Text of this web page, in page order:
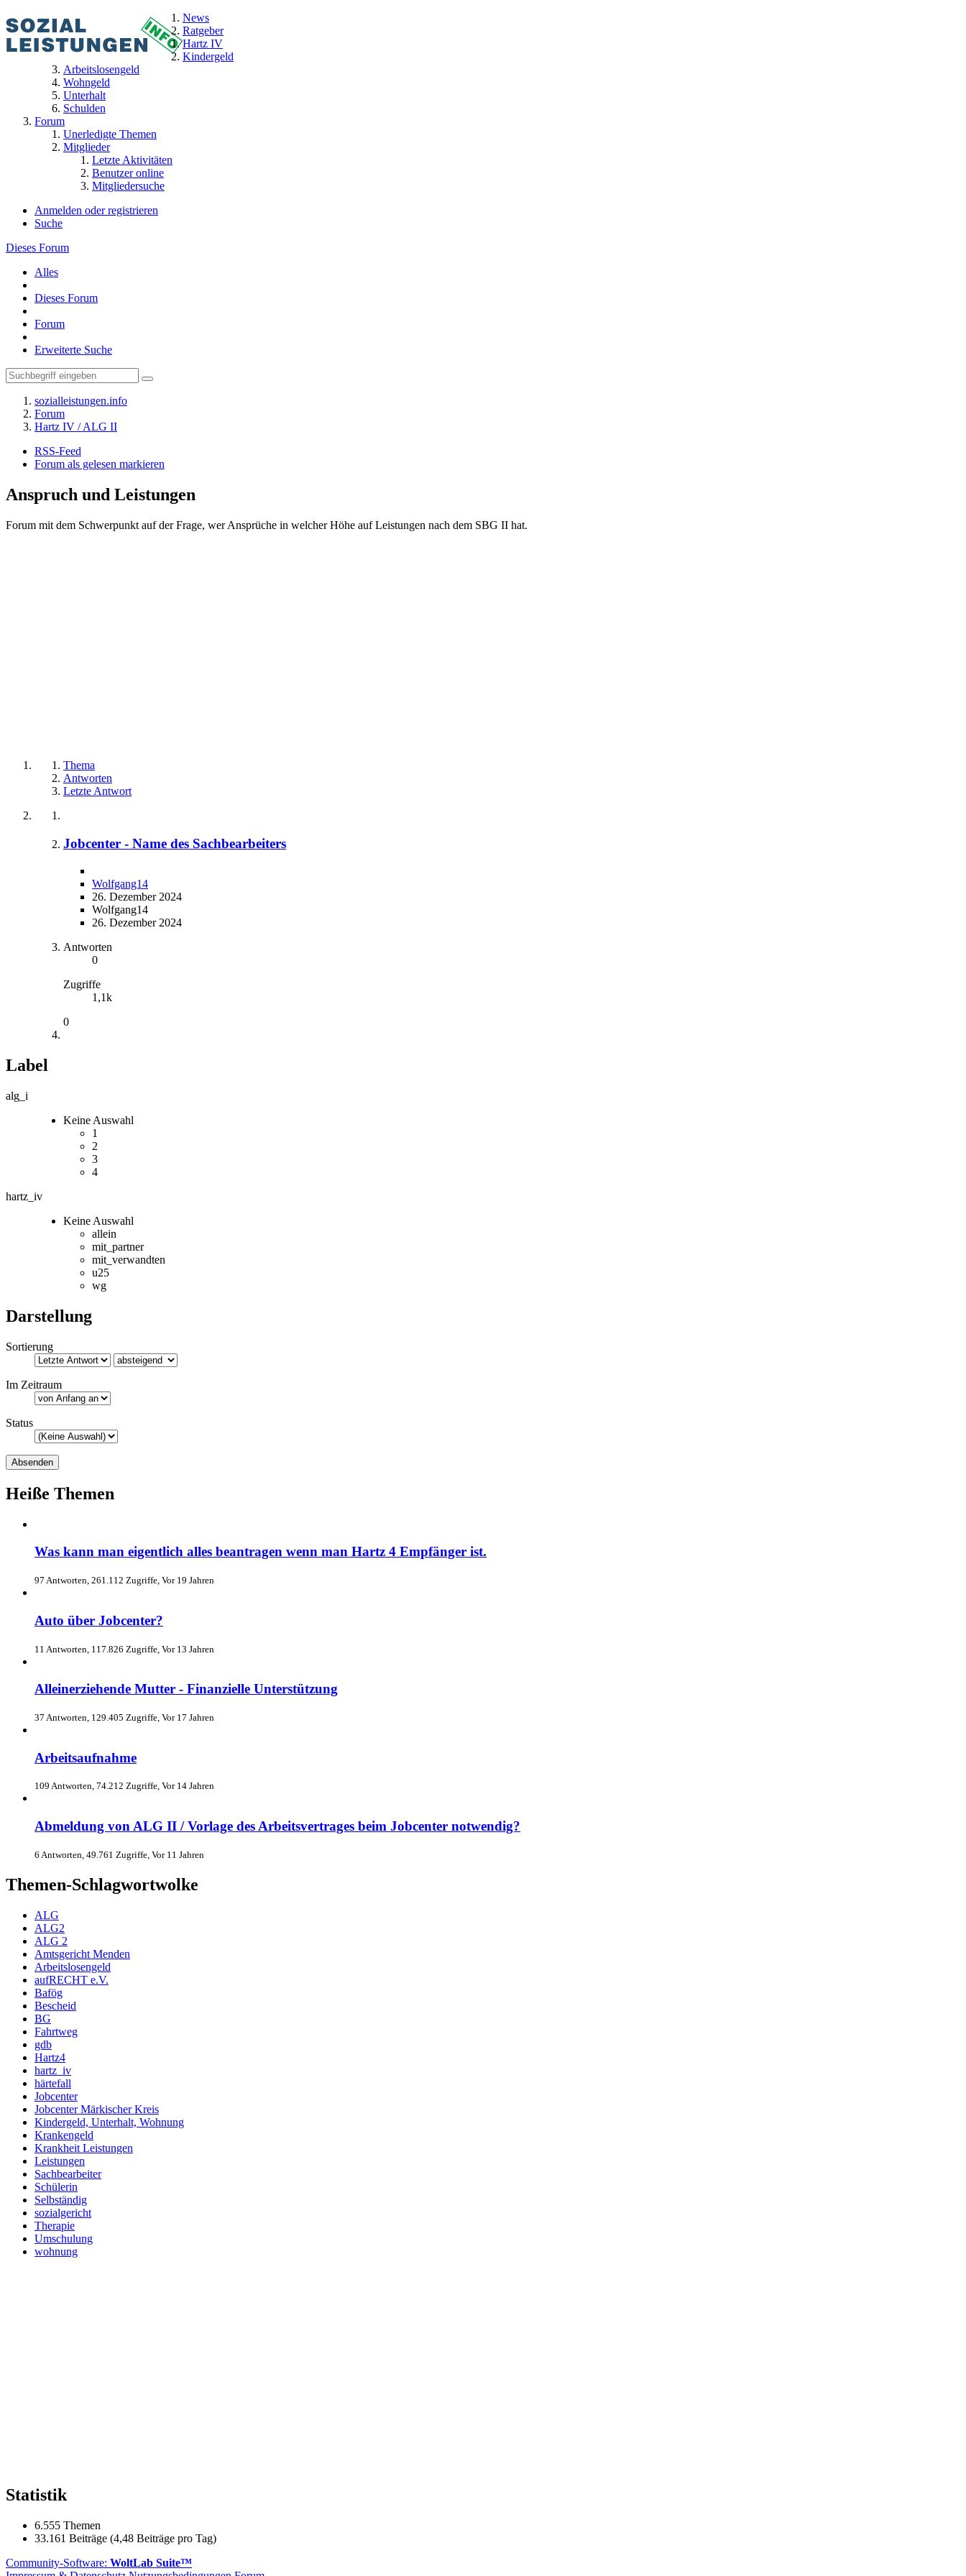
News
Ratgeber
Hartz IV
Kindergeld
Arbeitslosengeld
Wohngeld
Unterhalt
Schulden
Forum
Unerledigte Themen
Mitglieder
Letzte Aktivitäten
Benutzer online
Mitgliedersuche
Anmelden oder registrieren
Suche
Dieses Forum
Alles
Dieses Forum
Forum
Erweiterte Suche
sozialleistungen.info
Forum
Hartz IV / ALG II
RSS-Feed
Forum als gelesen markieren
Anspruch und Leistungen
Forum mit dem Schwerpunkt auf der Frage, wer Ansprüche in welcher Höhe auf Leistungen nach dem SBG II hat.
Thema
Antworten
Letzte Antwort
Jobcenter - Name des Sachbearbeiters
Wolfgang14
26. Dezember 2024
Wolfgang14
26. Dezember 2024
Antworten
0
Zugriffe
1,1k
0
Label
alg_i
Keine Auswahl
1
2
3
4
hartz_iv
Keine Auswahl
allein
mit_partner
mit_verwandten
u25
wg
Darstellung
Sortierung
Im Zeitraum
Status
Heiße Themen
Was kann man eigentlich alles beantragen wenn man Hartz 4 Empfänger ist.
97 Antworten, 261.112 Zugriffe, Vor 19 Jahren
Auto über Jobcenter?
11 Antworten, 117.826 Zugriffe, Vor 13 Jahren
Alleinerziehende Mutter - Finanzielle Unterstützung
37 Antworten, 129.405 Zugriffe, Vor 17 Jahren
Arbeitsaufnahme
109 Antworten, 74.212 Zugriffe, Vor 14 Jahren
Abmeldung von ALG II / Vorlage des Arbeitsvertrages beim Jobcenter notwendig?
6 Antworten, 49.761 Zugriffe, Vor 11 Jahren
Themen-Schlagwortwolke
ALG
ALG2
ALG 2
Amtsgericht Menden
Arbeitslosengeld
aufRECHT e.V.
Bafög
Bescheid
BG
Fahrtweg
gdb
Hartz4
hartz_iv
härtefall
Jobcenter
Jobcenter Märkischer Kreis
Kindergeld, Unterhalt, Wohnung
Krankengeld
Krankheit Leistungen
Leistungen
Sachbearbeiter
Schülerin
Selbständig
sozialgericht
Therapie
Umschulung
wohnung
Statistik
6.555 Themen
33.161 Beiträge (4,48 Beiträge pro Tag)
Community-Software: WoltLab Suite™